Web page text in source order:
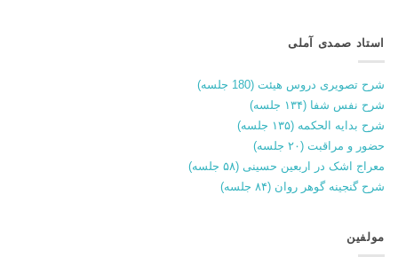
استاد صمدی آملی
شرح تصویری دروس هیئت (180 جلسه)
شرح نفس شفا (۱۳۴ جلسه)
شرح بدایه الحکمه (۱۳۵ جلسه)
حضور و مراقبت (۲۰ جلسه)
معراج اشک در اربعین حسینی (۵۸ جلسه)
شرح گنجینه گوهر روان (۸۴ جلسه)
مولفین